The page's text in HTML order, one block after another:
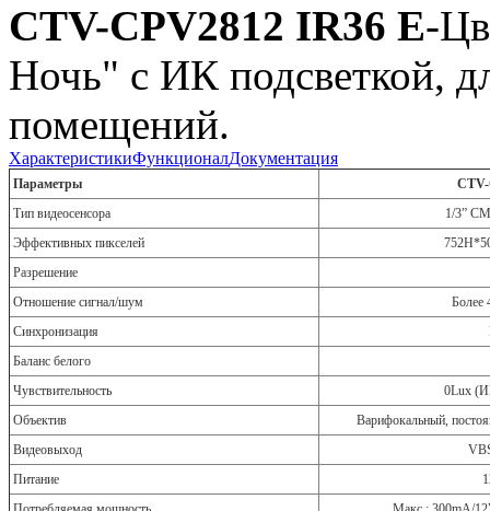
CTV-CPV2812 IR36 E-
Ночь" с ИК подсветкой,
помещений.
ХарактеристикиФункционалДокументация
Параметры
Тип видеосенсора
1/3”
Эффективных пикселей
Разрешение
Отношение сигнал/шум
Более
Синхронизация
Баланс белого
Чувствительность
0Lux
Объектив
Варифокальный,
Видеовыход
Питание